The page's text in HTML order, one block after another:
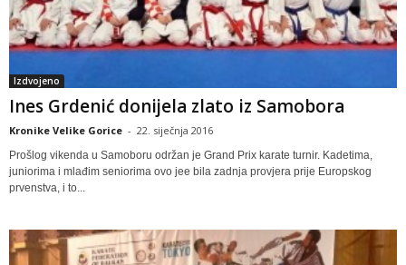
Izdvojeno
Ines Grdenić donijela zlato iz Samobora
Kronike Velike Gorice - 22. siječnja 2016
Prošlog vikenda u Samoboru održan je Grand Prix karate turnir. Kadetima,
juniorima i mlađim seniorima ovo jee bila zadnja provjera prije Europskog
prvenstva, i to...